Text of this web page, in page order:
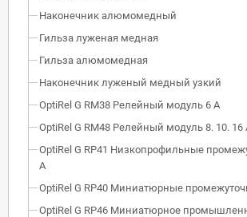
Наконечник алюмомедный
Гильза луженая медная
Гильза алюмомедная
Наконечник луженый медный узкий
OptiRel G RM38 Релейный модуль 6 А
OptiRel G RM48 Релейный модуль 8. 10. 16
OptiRel G RP41 Низкопрофильные
А
OptiRel G RP40 Миниатюрные
OptiRel G RP46 Миниатюрное